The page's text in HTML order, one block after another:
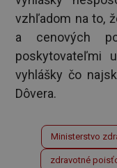
vzhľadom na to,
a cenových
poskytovateľmi
vyhlášky čo
Dôvera.
Ministerstvo
zdravotné